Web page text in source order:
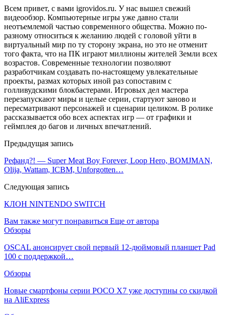
Всем привет, с вами igrovidos.ru. У нас вышел свежий
видеообзор. Компьютерные игры уже давно стали
неотъемлемой частью современного общества. Можно по-
разному относиться к желанию людей с головой уйти в
виртуальный мир по ту сторону экрана, но это не отменит
того факта, что на ПК играют миллионы жителей Земли всех
возрастов. Современные технологии позволяют
разработчикам создавать по-настоящему увлекательные
проекты, размах которых иной раз сопоставим с
голливудскими блокбастерами. Игровых дел мастера
перезапускают миры и целые серии, стартуют заново и
пересматривают персонажей и сценарии целиком. В ролике
рассказывается обо всех аспектах игр — от графики и
геймплея до багов и личных впечатлений.
Предыдущая запись
Рефанд?! — Super Meat Boy Forever, Loop Hero, BOMJMAN,
Olija, Wattam, ICBM, Unforgotten…
Следующая запись
КЛОН NINTENDO SWITCH
Вам также могут понравиться Еще от автора
Обзоры
OSCAL анонсирует свой первый 12-дюймовый планшет Pad
100 с поддержкой…
Обзоры
Новые смартфоны серии POCO X7 уже доступны со скидкой
на AliExpress